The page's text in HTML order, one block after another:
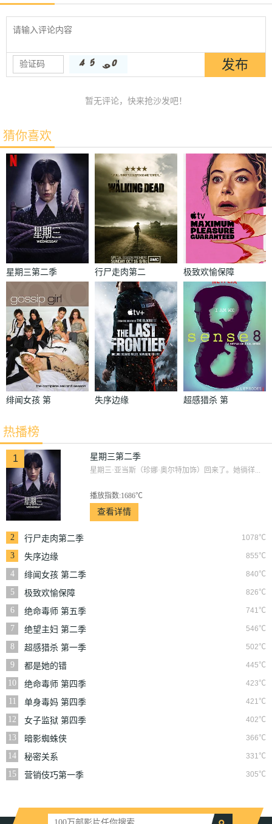
暂无评论，快来抢沙发吧！
猜你喜欢
星期三第二季
行尸走肉第二
极致欢愉保障
绯闻女孩 第
失序边缘
超感猎杀 第
热播榜
1 星期三第二季
星期三·亚当斯（珍娜·奥尔特加饰）回来了。她徜徉...
播放指数:1686℃
查看详情
2 1078℃
行尸走肉第二季
3
855℃
失序边缘
4
840℃
绯闻女孩 第二季
5
826℃
极致欢愉保障
6
741℃
绝命毒师 第五季
7
546℃
绝望主妇 第二季
8
502℃
超感猎杀 第一季
9
445℃
都是她的错
10
423℃
绝命毒师 第四季
11
421℃
单身毒妈 第四季
12
402℃
女子监狱 第四季
13
366℃
暗影蜘蛛侠
14
331℃
秘密关系
15
305℃
营销伎巧第一季